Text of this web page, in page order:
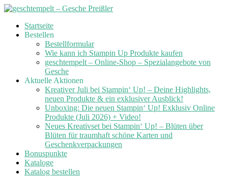
Skip
Startseite
Bestellen
Bestellformular
Wie kann ich Stampin Up Produkte kaufen
geschtempelt – Online-Shop – Spezialangebote von
Gesche
Aktuelle Aktionen
Kreativer Juli bei Stampin‘ Up! – Deine Highlights,
neuen Produkte & ein exklusiver Ausblick!
Unboxing: Die neuen Stampin‘ Up! Exklusiv Online
Produkte (Juli 2026) + Video!
Neues Kreativset bei Stampin‘ Up! – Blüten über
Blüten für traumhaft schöne Karten und
Geschenkverpackungen
Bonuspunkte
Kataloge
Katalog bestellen